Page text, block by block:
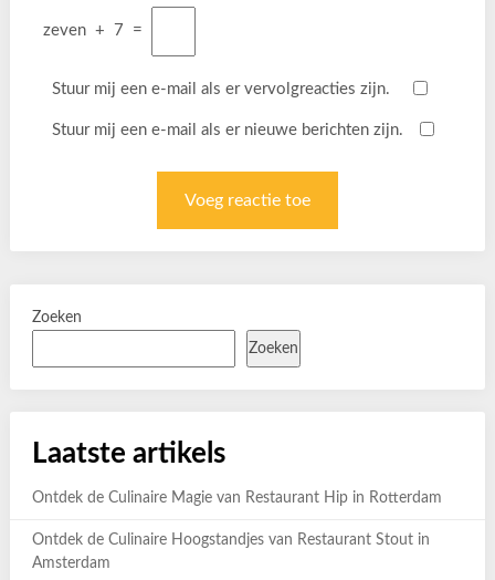
zeven + 7 =
Stuur mij een e-mail als er vervolgreacties zijn.
Stuur mij een e-mail als er nieuwe berichten zijn.
Zoeken
Zoeken
Laatste artikels
Ontdek de Culinaire Magie van Restaurant Hip in Rotterdam
Ontdek de Culinaire Hoogstandjes van Restaurant Stout in
Amsterdam